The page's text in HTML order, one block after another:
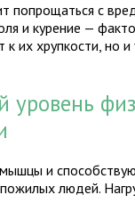
попрощаться с
и курение —
к их хрупкости, но
и
людей.